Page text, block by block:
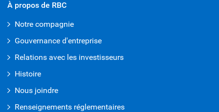
À propos de RBC
Notre compagnie
Gouvernance d'entreprise
Relations avec les investisseurs
Histoire
Nous joindre
Renseignements réglementaires